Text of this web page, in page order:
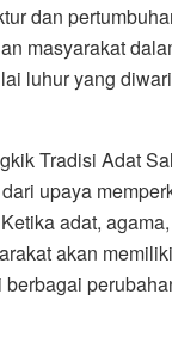
dan
masyarakat
luhur yang
Tradisi Adat
upaya
adat,
akan